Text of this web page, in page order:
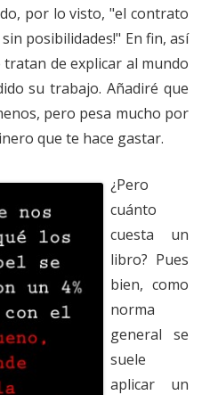
por lo visto, "el contrato
posibilidades!" En fin, así
de explicar al mundo
su trabajo. Añadiré que
pero pesa mucho por
que te hace gastar.
¿Pero
cuánto
cuesta un
libro? Pues
bien, como
norma
general se
suele
aplicar un